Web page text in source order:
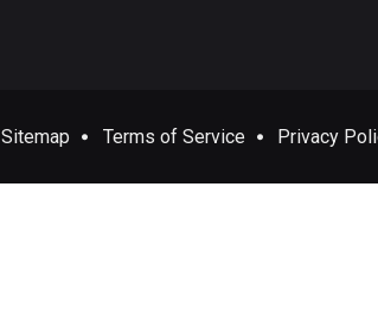
Sitemap Terms of Service Privacy